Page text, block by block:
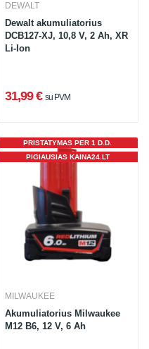
DEWALT
Dewalt akumuliatorius
DCB127-XJ, 10,8 V, 2 Ah, XR
Li-Ion
31,99 € su PVM
PIGIAUSIAS KAINA24.LT
PRISTATYMAS PER 1 D.D.
MILWAUKEE
Akumuliatorius Milwaukee
M12 B6, 12 V, 6 Ah